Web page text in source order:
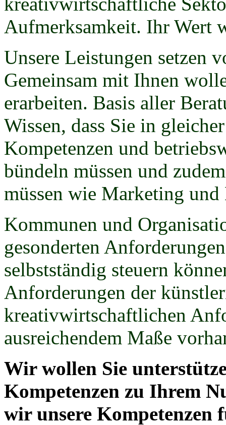
Aufmerksamkeit. Ihr Wert
Unsere Leistungen setzen
Gemeinsam mit Ihnen
erarbeiten. Basis aller
Wissen, dass Sie in
Kompetenzen und
bündeln müssen und
müssen wie Marketing und
Kommunen und
gesonderten
selbstständig steuern
Anforderungen der
kreativwirtschaftlichen
ausreichendem Maße
Wir wollen Sie
Kompetenzen zu Ihrem
wir unsere Kompetenzen